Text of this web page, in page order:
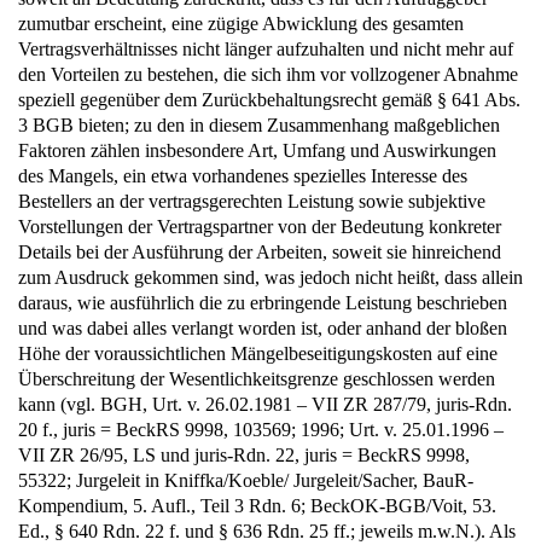
zumutbar erscheint, eine zügige Abwicklung des gesamten
Vertragsverhältnisses nicht länger aufzuhalten und nicht mehr auf
den Vorteilen zu bestehen, die sich ihm vor vollzogener Abnahme
speziell gegenüber dem Zurückbehaltungsrecht gemäß § 641 Abs.
3 BGB bieten; zu den in diesem Zusammenhang maßgeblichen
Faktoren zählen insbesondere Art, Umfang und Auswirkungen
des Mangels, ein etwa vorhandenes spezielles Interesse des
Bestellers an der vertragsgerechten Leistung sowie subjektive
Vorstellungen der Vertragspartner von der Bedeutung konkreter
Details bei der Ausführung der Arbeiten, soweit sie hinreichend
zum Ausdruck gekommen sind, was jedoch nicht heißt, dass allein
daraus, wie ausführlich die zu erbringende Leistung beschrieben
und was dabei alles verlangt worden ist, oder anhand der bloßen
Höhe der voraussichtlichen Mängelbeseitigungskosten auf eine
Überschreitung der Wesentlichkeitsgrenze geschlossen werden
kann (vgl. BGH, Urt. v. 26.02.1981 – VII ZR 287/79, juris-Rdn.
20 f., juris = BeckRS 9998, 103569; 1996; Urt. v. 25.01.1996 –
VII ZR 26/95, LS und juris-Rdn. 22, juris = BeckRS 9998,
55322; Jurgeleit in Kniffka/Koeble/ Jurgeleit/Sacher, BauR-
Kompendium, 5. Aufl., Teil 3 Rdn. 6; BeckOK-BGB/Voit, 53.
Ed., § 640 Rdn. 22 f. und § 636 Rdn. 25 ff.; jeweils m.w.N.). Als